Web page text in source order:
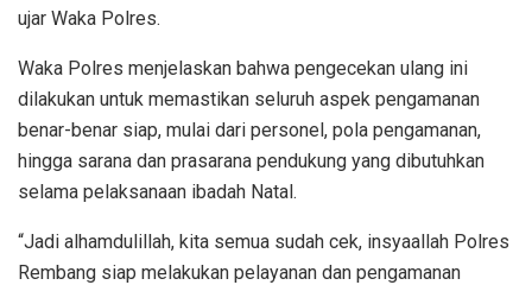
ujar Waka Polres.
Waka Polres menjelaskan bahwa pengecekan ulang ini
dilakukan untuk memastikan seluruh aspek pengamanan
benar-benar siap, mulai dari personel, pola pengamanan,
hingga sarana dan prasarana pendukung yang dibutuhkan
selama pelaksanaan ibadah Natal.
“Jadi alhamdulillah, kita semua sudah cek, insyaallah Polres
Rembang siap melakukan pelayanan dan pengamanan